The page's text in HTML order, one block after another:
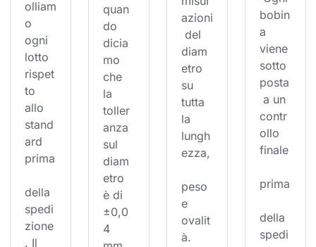
olliam
o
ogni
lotto
rispet
to
allo
stand
ard
prima
della
spedi
zione
. Il
quan
do
dicia
mo
che
la
toller
anza
sul
diam
etro
è di
±0,0
4
azioni
del
diam
etro
su
tutta
la
lungh
ezza,
peso
e
ovalit
à.
bobin
a
viene
sotto
posta
a un
contr
ollo
finale
prima
della
spedi